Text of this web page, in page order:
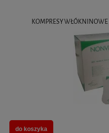
KOMPRESY WŁÓKNINOWE
do koszyka